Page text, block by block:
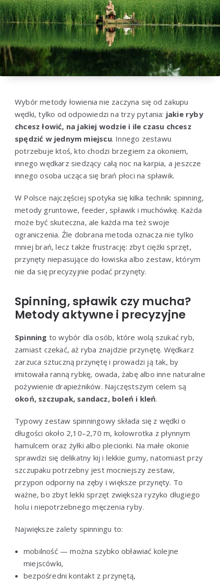
Wybór metody łowienia nie zaczyna się od zakupu
wędki, tylko od odpowiedzi na trzy pytania: jakie ryby
chcesz łowić, na jakiej wodzie i ile czasu chcesz
spędzić w jednym miejscu. Innego zestawu
potrzebuje ktoś, kto chodzi brzegiem za okoniem,
innego wędkarz siedzący całą noc na karpia, a jeszcze
innego osoba ucząca się brań płoci na spławik.
W Polsce najczęściej spotyka się kilka technik: spinning,
metody gruntowe, feeder, spławik i muchówkę. Każda
może być skuteczna, ale każda ma też swoje
ograniczenia. Źle dobrana metoda oznacza nie tylko
mniej brań, lecz także frustrację: zbyt ciężki sprzęt,
przynęty niepasujące do łowiska albo zestaw, którym
nie da się precyzyjnie podać przynęty.
Spinning, spławik czy mucha?
Metody aktywne i precyzyjne
Spinning to wybór dla osób, które wolą szukać ryb,
zamiast czekać, aż ryba znajdzie przynętę. Wędkarz
zarzuca sztuczną przynętę i prowadzi ją tak, by
imitowała ranną rybkę, owada, żabę albo inne naturalne
pożywienie drapieżników. Najczęstszym celem są
okoń, szczupak, sandacz, boleń i kleń.
Typowy zestaw spinningowy składa się z wędki o
długości około 2,10–2,70 m, kołowrotka z płynnym
hamulcem oraz żyłki albo plecionki. Na małe okonie
sprawdzi się delikatny kij i lekkie gumy, natomiast przy
szczupaku potrzebny jest mocniejszy zestaw,
przypon odporny na zęby i większe przynęty. To
ważne, bo zbyt lekki sprzęt zwiększa ryzyko długiego
holu i niepotrzebnego męczenia ryby.
Największe zalety spinningu to:
mobilność — można szybko obławiać kolejne
miejscówki,
bezpośredni kontakt z przynętą,